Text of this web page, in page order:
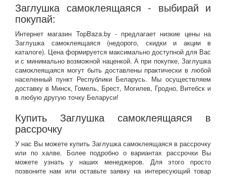
Заглушка самоклеящаяся - выбирай и
покупай:
Интернет магазин TopBaza.by - предлагает низкие цены на
Заглушка самоклеящаяся (недорого, скидки и акции в
каталоге). Цена формируется максимально доступной для Вас
и с минимально возможной наценкой. А при покупке, Заглушка
самоклеящаяся могут быть доставлены практически в любой
населенный пункт Республики Беларусь. Мы осуществляем
доставку в Минск, Гомель, Брест, Могилев, Гродно, Витебск и
в любую другую точку Беларуси!
Купить Заглушка самоклеящаяся в
рассрочку
У нас Вы можете купить Заглушка самоклеящаяся в рассрочку
или по халве. Более подробно о вариантах рассрочки Вы
можете узнать у наших менеджеров. Для этого просто
позвоните нам или оставьте заявку на интересующий товар